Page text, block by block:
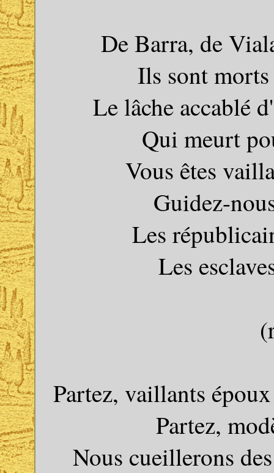
De Barra, de
Ils sont
Le lâche accablé
Qui meurt
Vous êtes
Guidez-
Les
Les
Partez, vaillants
Partez,
Nous cueillerons